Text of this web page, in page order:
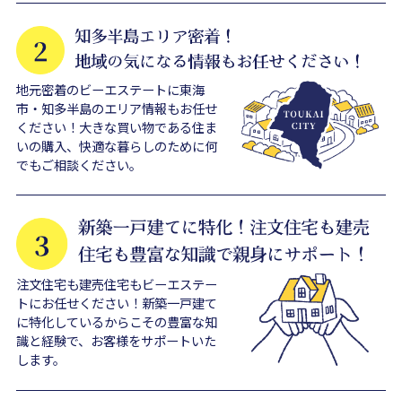
地元密着のビーエステートに東海
市・知多半島のエリア情報もお任せ
ください！大きな買い物である住ま
いの購入、快適な暮らしのために何
でもご相談ください。
注文住宅も建売住宅もビーエステー
トにお任せください！新築一戸建て
に特化しているからこその豊富な知
識と経験で、お客様をサポートいた
します。